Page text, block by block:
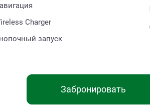
Charger
запуск
Забронировать